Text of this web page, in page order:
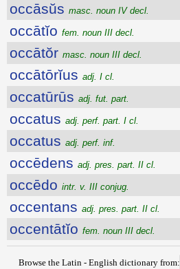
occāsŭs masc. noun IV decl.
occātĭo fem. noun III decl.
occātŏr masc. noun III decl.
occātōrĭus adj. I cl.
occatūrūs adj. fut. part.
occatus adj. perf. part. I cl.
occatus adj. perf. inf.
occēdens adj. pres. part. II cl.
occēdo intr. v. III conjug.
occentans adj. pres. part. II cl.
occentātĭo fem. noun III decl.
Browse the Latin - English dictionary from: